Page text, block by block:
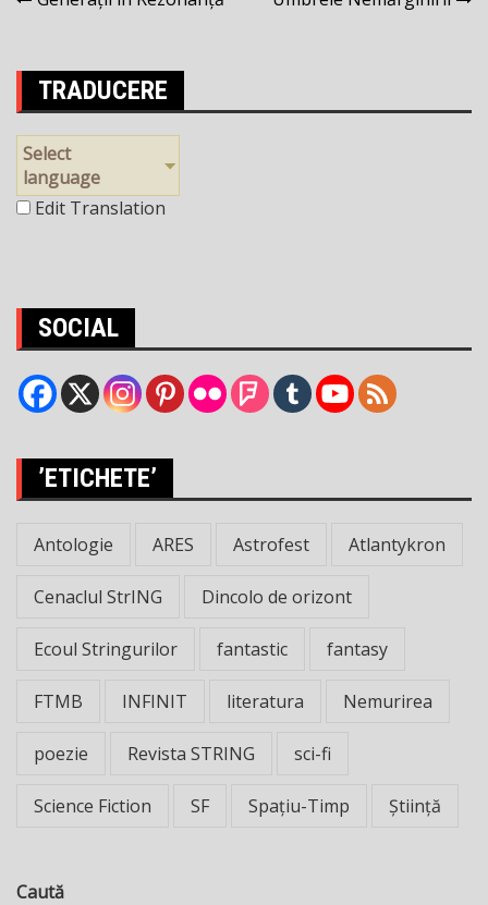
articole
TRADUCERE
Select
language
Edit Translation
SOCIAL
’ETICHETE’
Antologie ARES Astrofest Atlantykron
Cenaclul StrING Dincolo de orizont
Ecoul Stringurilor fantastic fantasy
FTMB INFINIT literatura Nemurirea
poezie Revista STRING sci-fi
Science Fiction SF Spațiu-Timp Știință
Caută